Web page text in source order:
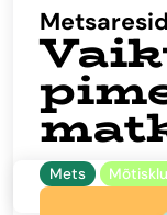
Mets